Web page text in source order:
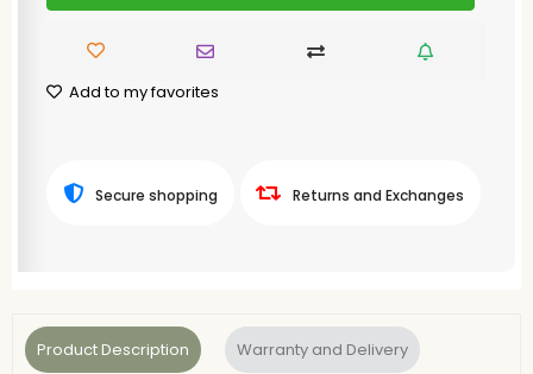
Add to my favorites
Secure shopping Returns and Exchanges
Product Description Warranty and Delivery